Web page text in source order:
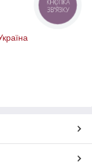
КНОПКА
ЗВ'ЯЗКУ